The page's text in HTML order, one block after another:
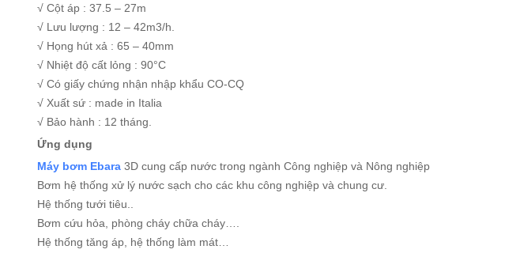
√ Cột áp : 37.5 – 27m
√ Lưu lượng : 12 – 42m3/h.
√ Họng hút xả : 65 – 40mm
√ Nhiệt độ cất lỏng : 90°C
√ Có giấy chứng nhận nhập khẩu CO-CQ
√ Xuất sứ : made in Italia
√ Bảo hành : 12 tháng.
Ứng dụng
Máy bơm Ebara 3D cung cấp nước trong ngành Công nghiệp và Nông nghiệp
Bơm hệ thống xử lý nước sạch cho các khu công nghiệp và chung cư.
Hệ thống tưới tiêu..
Bơm cứu hỏa, phòng cháy chữa cháy….
Hệ thống tăng áp, hệ thống làm mát…